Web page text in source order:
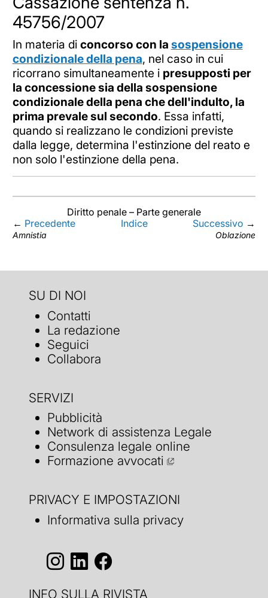
45756/2007
In materia di concorso con la sospensione
condizionale della pena, nel caso in cui
ricorrano simultaneamente i presupposti per
la concessione sia della sospensione
condizionale della pena che dell'indulto, la
prima prevale sul secondo. Essa infatti,
quando si realizzano le condizioni previste
dalla legge, determina l'estinzione del reato e
non solo l'estinzione della pena.
Diritto penale – Parte generale
← Precedente
Amnistia
Indice Successivo →
Oblazione
SU DI NOI
Contatti
La redazione
Seguici
Collabora
SERVIZI
Pubblicità
Network di assistenza Legale
Consulenza legale online
Formazione avvocati
PRIVACY E IMPOSTAZIONI
Informativa sulla privacy
INFO SULLA RIVISTA